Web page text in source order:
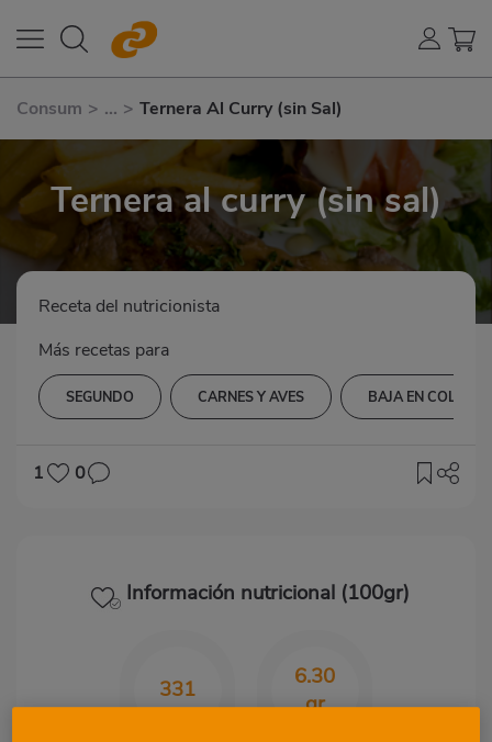
Consum > ... > Ternera Al Curry (sin Sal)
Ternera al curry (sin sal)
Receta del nutricionista
Más recetas para
SEGUNDO CARNES Y AVES BAJA EN
1 0
Información nutricional (100gr)
331
6.30
gr